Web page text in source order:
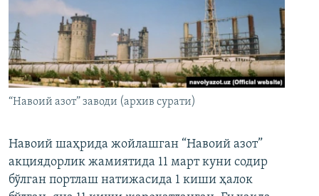
“Навоий азот” заводи (архив сурати)
Навоий шаҳрида жойлашган “Навоий азот”
акциядорлик жамиятида 11 март куни содир
бўлган портлаш натижасида 1 киши ҳалок